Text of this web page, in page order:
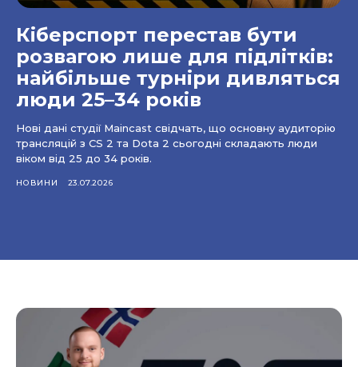
Кіберспорт перестав бути
розвагою лише для підлітків:
найбільше турніри дивляться
люди 25–34 років
Нові дані студії Maincast свідчать, що основну аудиторію
трансляцій з CS 2 та Dota 2 сьогодні складають люди
віком від 25 до 34 років.
НОВИНИ 23.07.2026